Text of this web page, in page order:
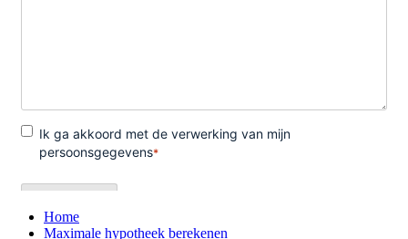
Home
Maximale hypotheek berekenen